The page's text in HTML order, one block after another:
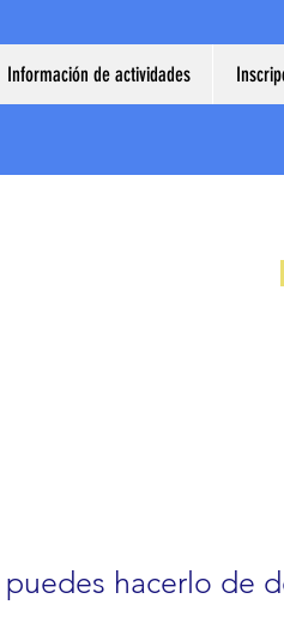
Información de actividades
hacerlo de